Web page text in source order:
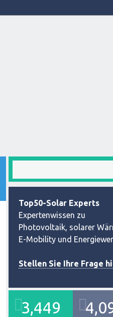
Top50-Solar Experts
Expertenwissen zu
Photovoltaik, solarer
E-Mobility und
Stellen Sie Ihre Frage
3,449